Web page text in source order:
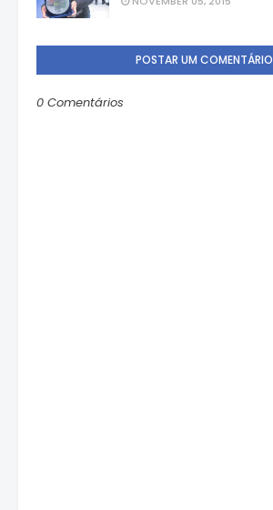
POSTAR UM COMENTÁRIO
0 Comentários